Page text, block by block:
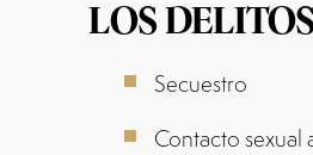
LOS
Secuestro
Contacto sexual